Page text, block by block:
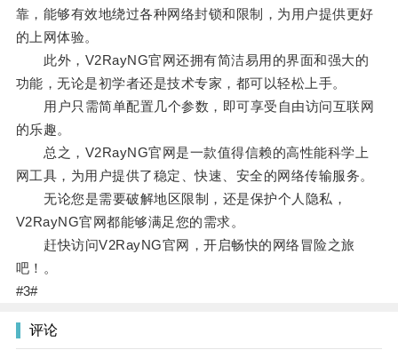
靠，能够有效地绕过各种网络封锁和限制，为用户提供更好
的上网体验。
此外，V2RayNG官网还拥有简洁易用的界面和强大的
功能，无论是初学者还是技术专家，都可以轻松上手。
用户只需简单配置几个参数，即可享受自由访问互联网
的乐趣。
总之，V2RayNG官网是一款值得信赖的高性能科学上
网工具，为用户提供了稳定、快速、安全的网络传输服务。
无论您是需要破解地区限制，还是保护个人隐私，
V2RayNG官网都能够满足您的需求。
赶快访问V2RayNG官网，开启畅快的网络冒险之旅
吧！。
#3#
评论